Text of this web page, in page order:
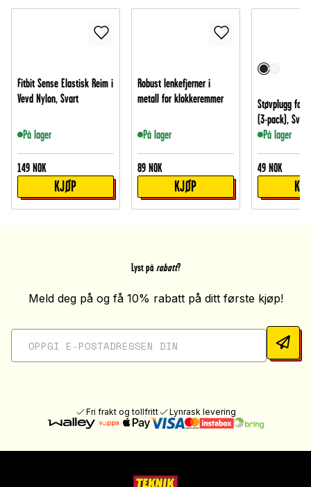
Fitbit Sense Elastisk Reim i
Vevd Nylon, Svart
På lager
149 NOK
KJØP
Robust lenkefjerner i
metall for klokkeremmer
På lager
89 NOK
KJØP
Støvplugg for
(3-pack), Svart
På lager
49 NOK
Lyst på rabatt?
Meld deg på og få 10% rabatt på ditt første kjøp!
Fri frakt og tollfritt Lynrask levering